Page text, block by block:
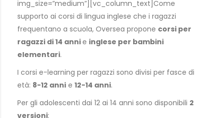
img_size=”medium”][vc_column_text]Come
supporto ai corsi di lingua inglese che i ragazzi
frequentano a scuola, Oversea propone corsi per
ragazzi di 14 annie inglese per bambini
elementari.
I corsi e-learning per ragazzi sono divisi per fasce di
età: 8-12 anni e 12-14 anni.
Per gli adolescenti dai 12 ai 14 anni sono disponibili 2
versioni: